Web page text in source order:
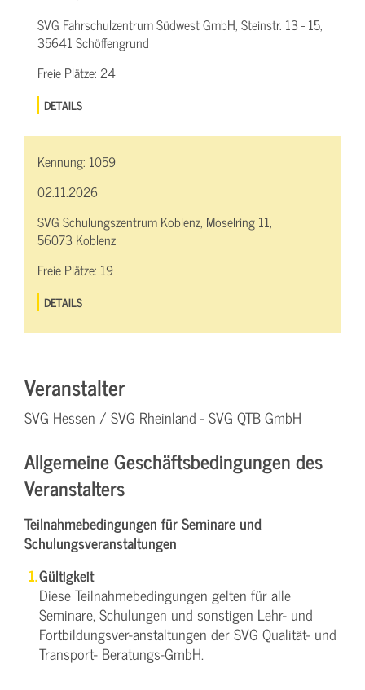
SVG Fahrschulzentrum Südwest GmbH, Steinstr. 13 - 15,
35641 Schöffengrund
Freie Plätze:24
DETAILS
Kennung: 1059
02.11.2026
SVG Schulungszentrum Koblenz, Moselring 11,
56073 Koblenz
Freie Plätze: 19
DETAILS
Veranstalter
SVG Hessen / SVG Rheinland - SVG QTB GmbH
Allgemeine Geschäftsbedingungen des
Veranstalters
Teilnahmebedingungen für Seminare und
Schulungsveranstaltungen
Gültigkeit
Diese Teilnahmebedingungen gelten für alle
Seminare, Schulungen und sonstigen Lehr- und
Fortbildungsver-anstaltungen der SVG Qualität- und
Transport- Beratungs-GmbH.